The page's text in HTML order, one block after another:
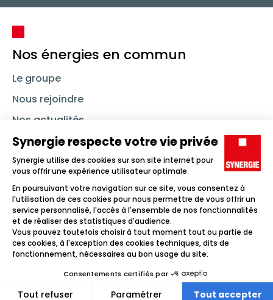
Nos énergies en commun
Le groupe
Nous rejoindre
Nos actualités
Nous contacter
Linkedin SynergieInstagramTikTok Youtube
Trouver un emploi
Icône d'illustration
Candidats
Icône d'illustration
Icône d'illustration